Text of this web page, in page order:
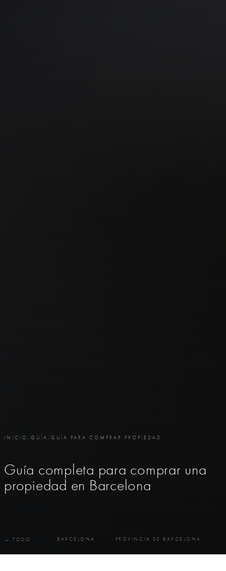
INICIO /GUÍA /GUÍA PARA COMPRAR PROPIEDAD
Guía completa para comprar una
propiedad en Barcelona
← TODO BARCELONA PROVINCIA DE BARCELONA